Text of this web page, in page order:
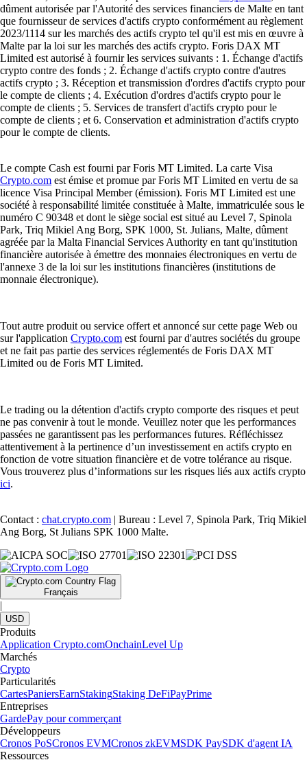
dûment autorisée par l'Autorité des services financiers de Malte en tant
que fournisseur de services d'actifs crypto conformément au règlement
2023/1114 sur les marchés des actifs crypto tel qu'il est mis en œuvre à
Malte par la loi sur les marchés des actifs crypto. Foris DAX MT
Limited est autorisé à fournir les services suivants : 1. Échange d'actifs
crypto contre des fonds ; 2. Échange d'actifs crypto contre d'autres
actifs crypto ; 3. Réception et transmission d'ordres d'actifs crypto pour
le compte de clients ; 4. Exécution d'ordres d'actifs crypto pour le
compte de clients ; 5. Services de transfert d'actifs crypto pour le
compte de clients ; et 6. Conservation et administration d'actifs crypto
pour le compte de clients.
Le compte Cash est fourni par Foris MT Limited. La carte Visa
Crypto.com est émise et promue par Foris MT Limited en vertu de sa
licence Visa Principal Member (émission). Foris MT Limited est une
société à responsabilité limitée constituée à Malte, immatriculée sous le
numéro C 90348 et dont le siège social est situé au Level 7, Spinola
Park, Triq Mikiel Ang Borg, SPK 1000, St. Julians, Malte, dûment
agréée par la Malta Financial Services Authority en tant qu'institution
financière autorisée à émettre des monnaies électroniques en vertu de
l'annexe 3 de la loi sur les institutions financières (institutions de
monnaie électronique).
Tout autre produit ou service offert et annoncé sur cette page Web ou
sur l'application Crypto.com est fourni par d'autres sociétés du groupe
et ne fait pas partie des services réglementés de Foris DAX MT
Limited ou de Foris MT Limited.
Le trading ou la détention d'actifs crypto comporte des risques et peut
ne pas convenir à tout le monde. Veuillez noter que les performances
passées ne garantissent pas les performances futures. Réfléchissez
attentivement à la pertinence d’un investissement en actifs crypto en
fonction de votre situation financière et de votre tolérance au risque.
Vous trouverez plus d’informations sur les risques liés aux actifs crypto
ici.
Contact : chat.crypto.com | Bureau : Level 7, Spinola Park, Triq Mikiel
Ang Borg, St Julians SPK 1000 Malte.
Français
|
USD
Produits
Application Crypto.comOnchainLevel Up
Marchés
Crypto
Particularités
CartesPaniersEarnStakingStaking DeFiPayPrime
Entreprises
GardePay pour commerçant
Développeurs
Cronos PoSCronos EVMCronos zkEVMSDK PaySDK d'agent IA
Ressources